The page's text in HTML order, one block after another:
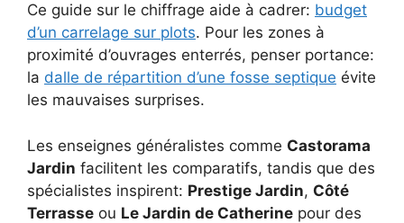
Ce guide sur le chiffrage aide à cadrer: budget
d’un carrelage sur plots. Pour les zones à
proximité d’ouvrages enterrés, penser portance:
la dalle de répartition d’une fosse septique évite
les mauvaises surprises.
Les enseignes généralistes comme Castorama
Jardin facilitent les comparatifs, tandis que des
spécialistes inspirent: Prestige Jardin, Côté
Terrasse ou Le Jardin de Catherine pour des